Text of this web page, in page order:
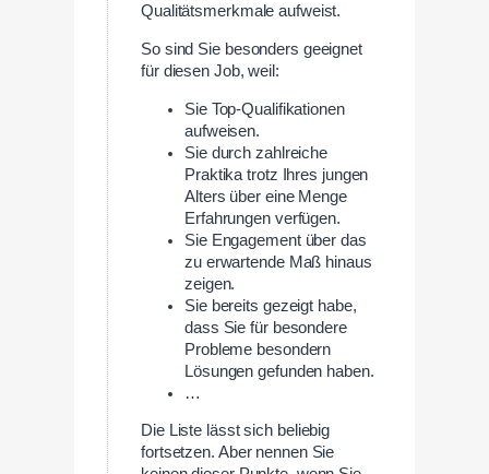
Qualitätsmerkmale aufweist.
So sind Sie besonders geeignet
für diesen Job, weil:
Sie Top-Qualifikationen
aufweisen.
Sie durch zahlreiche
Praktika trotz Ihres jungen
Alters über eine Menge
Erfahrungen verfügen.
Sie Engagement über das
zu erwartende Maß hinaus
zeigen.
Sie bereits gezeigt habe,
dass Sie für besondere
Probleme besondern
Lösungen gefunden haben.
…
Die Liste lässt sich beliebig
fortsetzen. Aber nennen Sie